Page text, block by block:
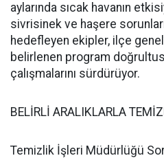
aylarında sıcak havanın
sivrisinek ve haşere
hedefleyen ekipler, ilçe
belirlenen program
çalışmalarını sürdürüyor.
BELİRLİ ARALIKLARLA
Temizlik İşleri Müdürlüğü